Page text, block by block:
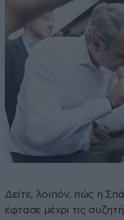
Δείτε, λοιπόν, πώς η
έφτασε μέχρι τις